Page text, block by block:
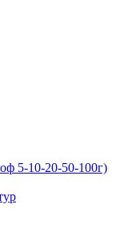
5-10-20-50-100г)